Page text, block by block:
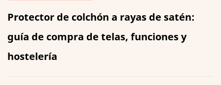
Protector de colchón a rayas de satén:
guía de compra de telas, funciones y
hostelería